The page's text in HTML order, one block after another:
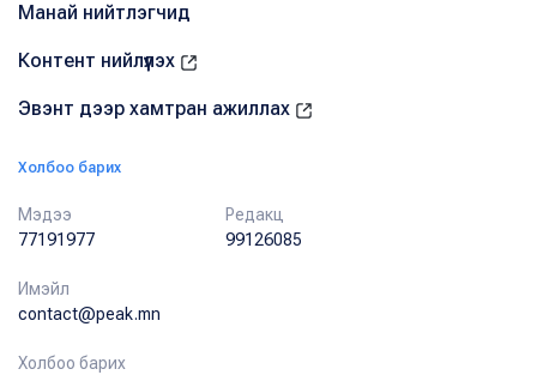
Манай нийтлэгчид
Контент нийлүүлэх
Эвэнт дээр хамтран ажиллах
Холбоо барих
Мэдээ
77191977
Редакц
99126085
Имэйл
contact@peak.mn
Холбоо барих